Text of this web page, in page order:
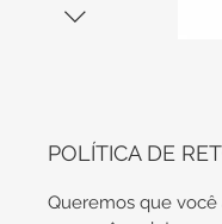
POLÍTICA DE
Queremos que